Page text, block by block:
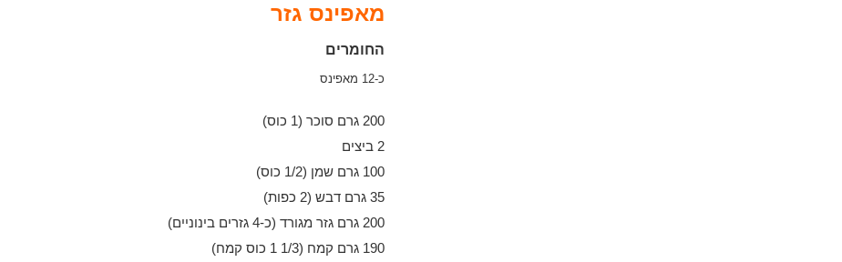
מאפינס גזר
החומרים
כ-12 מאפינס
200 גרם סוכר (1 כוס)
2 ביצים
100 גרם שמן (1/2 כוס)
35 גרם דבש (2 כפות)
200 גרם גזר מגורד (כ-4 גזרים בינוניים)
190 גרם קמח (1/3 1 כוס קמח)